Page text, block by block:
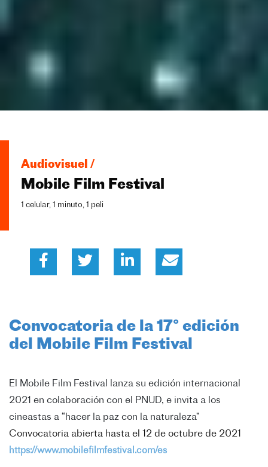
Audiovisuel /
Mobile Film Festival
1 celular, 1 minuto, 1 peli
Convocatoria de la 17° edición
del Mobile Film Festival
El Mobile Film Festival lanza su edición internacional
2021 en colaboración con el PNUD, e invita a los
cineastas a
Convocatoria abierta hasta el 12 de octubre de 2021
https://www.mobilefilmfestival.com/es